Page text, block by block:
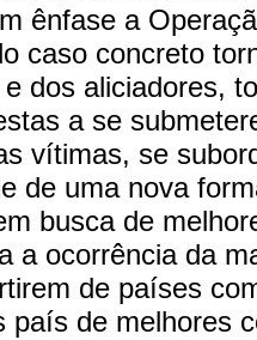
ênfase a
caso concreto
dos aliciadores,
a se
vítimas, se
de uma nova
busca de
a ocorrência da
de países
país de melhores